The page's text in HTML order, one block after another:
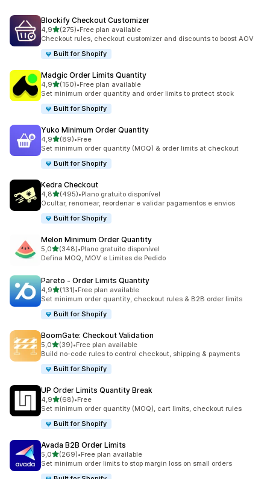
Blockify Checkout Customizer
4,9de 5 estrelas
(275)
275 total de avaliações
•Free plan available
Checkout rules, checkout customizer and discounts to boost AOV
Built for Shopify
Madgic Order Limits Quantity
4,9de 5 estrelas
(150)
150 total de avaliações
•Free plan available
Set minimum order quantity and order limits to protect stock
Built for Shopify
Yuko Minimum Order Quantity
4,9de 5 estrelas
(89)
89 total de avaliações
•Free
Set minimum order quantity (MOQ) & order limits at checkout
Built for Shopify
Kedra Checkout
4,8de 5 estrelas
(495)
495 total de avaliações
•Plano gratuito disponível
Ocultar, renomear, reordenar e validar pagamentos e envios
Built for Shopify
Melon Minimum Order Quantity
5,0de 5 estrelas
(348)
348 total de avaliações
•Plano gratuito disponível
Defina MOQ, MOV e Limites de Pedido
Pareto ‑ Order Limits Quantity
4,9de 5 estrelas
(131)
131 total de avaliações
•Free plan available
Set minimum order quantity, checkout rules & B2B order limits
Built for Shopify
BoomGate: Checkout Validation
5,0de 5 estrelas
(39)
39 total de avaliações
•Free plan available
Build no-code rules to control checkout, shipping & payments
Built for Shopify
UP Order Limits Quantity Break
4,9de 5 estrelas
(68)
68 total de avaliações
•Free
Set minimum order quantity (MOQ), cart limits, checkout rules
Built for Shopify
Avada B2B Order Limits
5,0de 5 estrelas
(269)
269 total de avaliações
•Free plan available
Set minimum order limits to stop margin loss on small orders